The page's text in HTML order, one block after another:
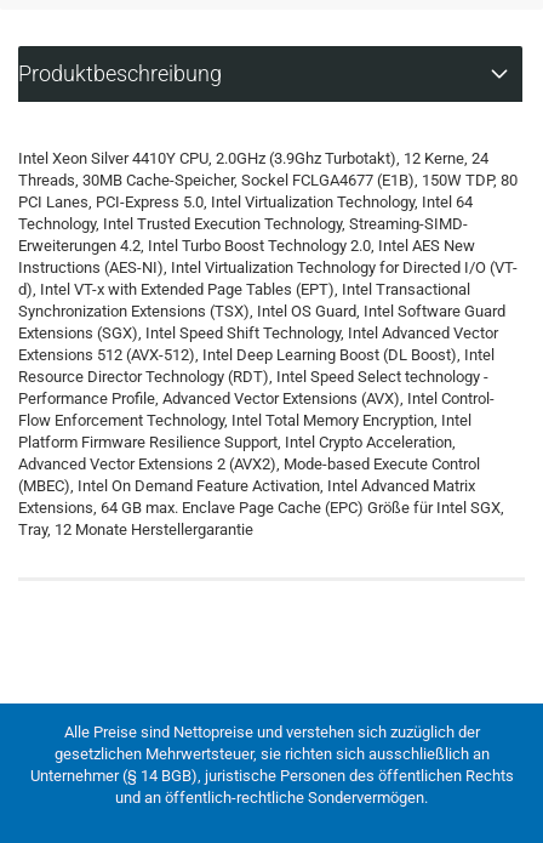
Produktbeschreibung
Intel Xeon Silver 4410Y CPU, 2.0GHz (3.9Ghz Turbotakt), 12 Kerne, 24
Threads, 30MB Cache-Speicher, Sockel FCLGA4677 (E1B), 150W TDP, 80
PCI Lanes, PCI-Express 5.0, Intel Virtualization Technology, Intel 64
Technology, Intel Trusted Execution Technology, Streaming-SIMD-
Erweiterungen 4.2, Intel Turbo Boost Technology 2.0, Intel AES New
Instructions (AES-NI), Intel Virtualization Technology for Directed I/O (VT-
d), Intel VT-x with Extended Page Tables (EPT), Intel Transactional
Synchronization Extensions (TSX), Intel OS Guard, Intel Software Guard
Extensions (SGX), Intel Speed Shift Technology, Intel Advanced Vector
Extensions 512 (AVX-512), Intel Deep Learning Boost (DL Boost), Intel
Resource Director Technology (RDT), Intel Speed Select technology -
Performance Profile, Advanced Vector Extensions (AVX), Intel Control-
Flow Enforcement Technology, Intel Total Memory Encryption, Intel
Platform Firmware Resilience Support, Intel Crypto Acceleration,
Advanced Vector Extensions 2 (AVX2), Mode-based Execute Control
(MBEC), Intel On Demand Feature Activation, Intel Advanced Matrix
Extensions, 64 GB max. Enclave Page Cache (EPC) Größe für Intel SGX,
Tray, 12 Monate Herstellergarantie
Alle Preise sind Nettopreise und verstehen sich zuzüglich der
gesetzlichen Mehrwertsteuer, sie richten sich ausschließlich an
Unternehmer (§ 14 BGB), juristische Personen des öffentlichen Rechts
und an öffentlich-rechtliche Sondervermögen.